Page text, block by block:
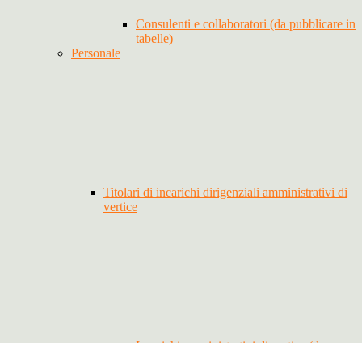
Consulenti e collaboratori (da pubblicare in
tabelle)
Personale
Titolari di incarichi dirigenziali amministrativi di
vertice